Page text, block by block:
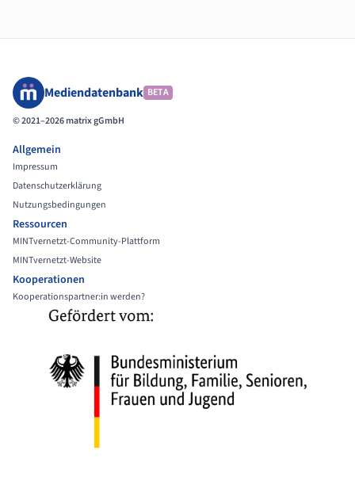
Mediendatenbank BETA
© 2021–2026 matrix gGmbH
Allgemein
Impressum
Datenschutzerklärung
Nutzungsbedingungen
Ressourcen
MINTvernetzt-Community-Plattform
MINTvernetzt-Website
Kooperationen
Kooperationspartner:in werden?